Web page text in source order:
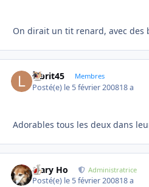
On dirait un tit renard, avec des
labrit45 Membres
Posté(e) le 5 février 200818 a
Adorables tous les deux dans
Mary Ho Administratrice
Posté(e) le 5 février 200818 a